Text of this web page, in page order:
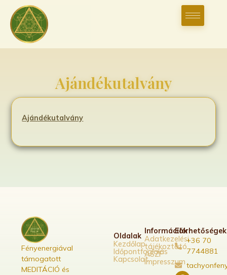
Ajándékutalvány
Ajándékutalvány
Fényenergiával
támogatott
MEDITÁCIÓ és
Oldalak
Kezdőlap
Időpontfoglalás
Kapcsolat
Információk
Adatkezelési
tájékoztató
ÁSZF
Impresszum
Elérhetőségek
+36 70
7744881